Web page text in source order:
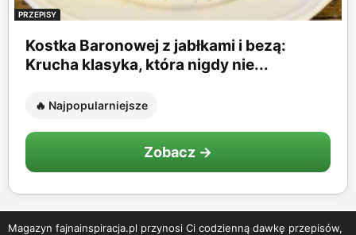
PRZEPISY
Kostka Baronowej z jabłkami i bezą:
Krucha klasyka, która nigdy nie...
🔥 Najpopularniejsze
Zobacz →
Magazyn fajnainspiracja.pl przynosi Ci codzienną dawkę przepisów,